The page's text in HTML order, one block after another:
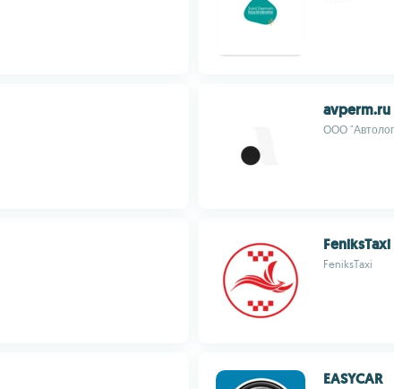
avperm.ru
ООО
FeniksTaxi
FeniksTaxi
EASYCAR